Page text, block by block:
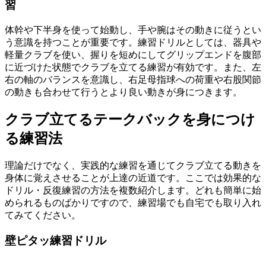
習
体幹や下半身を使って始動し、手や腕はその動きに従うとい
う意識を持つことが重要です。練習ドリルとしては、器具や
軽量クラブを使い、握りを短めにしてグリップエンドを腹部
に近づけた状態でクラブを立てる練習が有効です。また、左
右の軸のバランスを意識し、右足母指球への荷重や右股関節
の動きも合わせて行うとより良い動きが身につきます。
クラブ立てるテークバックを身につけ
る練習法
理論だけでなく、実践的な練習を通じてクラブ立てる動きを
身体に覚えさせることが上達の近道です。ここでは効果的な
ドリル・反復練習の方法を複数紹介します。どれも簡単に始
められるものばかりですので、練習場でも自宅でも取り入れ
てみてください。
壁ピタッ練習ドリル